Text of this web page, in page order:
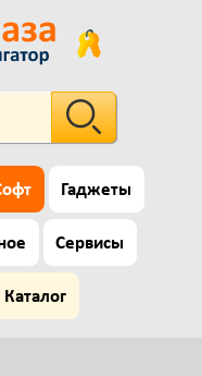
Гаджеты
Сервисы
Каталог